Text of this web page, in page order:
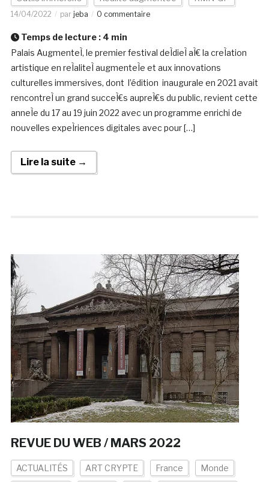
14/04/2022 par jeba 0 commentaire
Temps de lecture : 4 min
Palais AugmenteÌ, le premier festival deÌdieÌ aÌ€ la creÌation
artistique en reÌaliteÌ augmenteÌe et aux innovations
culturelles immersives, dont l’édition inaugurale en 2021 avait
rencontreÌ un grand succeÌ€s aupreÌ€s du public, revient cette
anneÌe du 17 au 19 juin 2022 avec un programme enrichi de
nouvelles expeÌriences digitales avec pour […]
Lire la suite →
REVUE DU WEB / MARS 2022
ACTUALITÉS ART CRYPTE France Monde